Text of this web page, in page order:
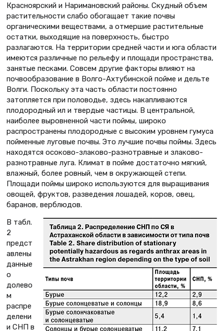
Красноярский и Наримановский районы. Скудный объем
растительности слабо обогащает такие почвы
органическими веществами, а отмершие растительные
остатки, выходящие на поверхность, быстро
разлагаются. На территории средней части и юга области
имеются различные по рельефу и площади пространства,
занятые песками. Совсем другие факторы влияют на
почвообразование в Волго-Ахтубинской пойме и дельте
Волги. Поскольку эта часть области постоянно
затопляется при половодье, здесь накапливаются
плодородный ил и твердые частицы. В центральной,
наиболее выровненной части поймы, широко
распространены плодородные с высоким уровнем гумуса
пойменные луговые почвы. Это лучшие почвы поймы. Здесь
находятся осоково-злаково-разнотравные и злаково-
разнотравные луга. Климат в пойме достаточно мягкий,
влажный, более ровный, чем в окружающей степи.
Площади поймы широко используются для выращивания
овощей, фруктов, разведения лошадей, коров, овец,
баранов, верблюдов.
В табл.
2
предст
авлены
данные
о
долево
м
распре
делени
и СНП в